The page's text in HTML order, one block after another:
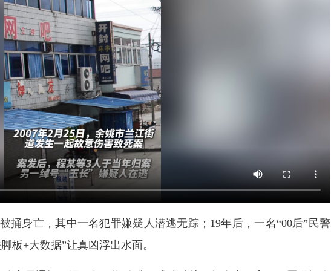
捅身亡，其中一名犯罪嫌疑人潜逃无踪；19年后，一名“00后”民警
板+大数据”让真凶浮出水面。